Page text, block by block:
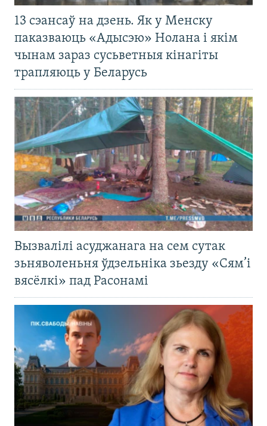
13 сэансаў на дзень. Як у Менску
паказваюць «Адысэю» Нолана і якім
чынам зараз сусьветныя кінагіты
трапляюць у Беларусь
Вызвалілі асуджанага на сем сутак
зьняволеньня ўдзельніка зьезду «Сям’і
вясёлкі» пад Расонамі